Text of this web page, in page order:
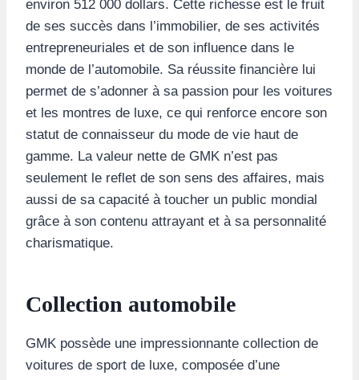
environ 512 000 dollars. Cette richesse est le fruit
de ses succès dans l’immobilier, de ses activités
entrepreneuriales et de son influence dans le
monde de l’automobile. Sa réussite financière lui
permet de s’adonner à sa passion pour les voitures
et les montres de luxe, ce qui renforce encore son
statut de connaisseur du mode de vie haut de
gamme. La valeur nette de GMK n’est pas
seulement le reflet de son sens des affaires, mais
aussi de sa capacité à toucher un public mondial
grâce à son contenu attrayant et à sa personnalité
charismatique.
Collection automobile
GMK possède une impressionnante collection de
voitures de sport de luxe, composée d’une